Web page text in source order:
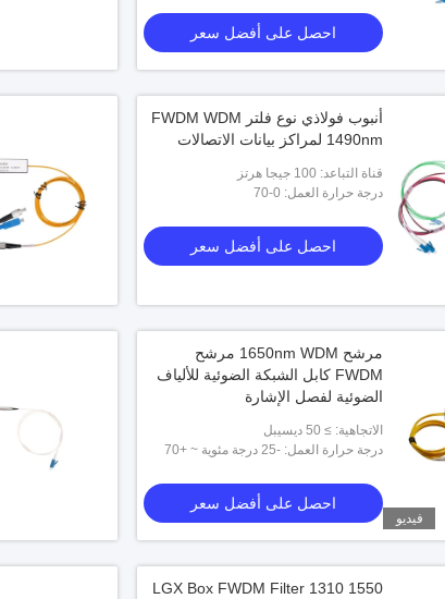
احصل على أفضل سعر
أنبوب فولاذي نوع فلتر FWDM WDM
1490nm لمراكز بيانات الاتصالات
قناة التباعد: 100 جيجا هرتز
درجة حرارة العمل: 0-70
احصل على أفضل سعر
فيديو
مرشح 1650nm WDM مرشح
FWDM كابل الشبكة الضوئية للألياف
الضوئية لفصل الإشارة
الاتجاهية: ≥ 50 ديسيبل
درجة حرارة العمل: -25 درجة مئوية ~ +70
احصل على أفضل سعر
LGX Box FWDM Filter 1310 1550